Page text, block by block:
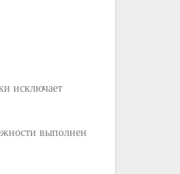
исключает
выполнен